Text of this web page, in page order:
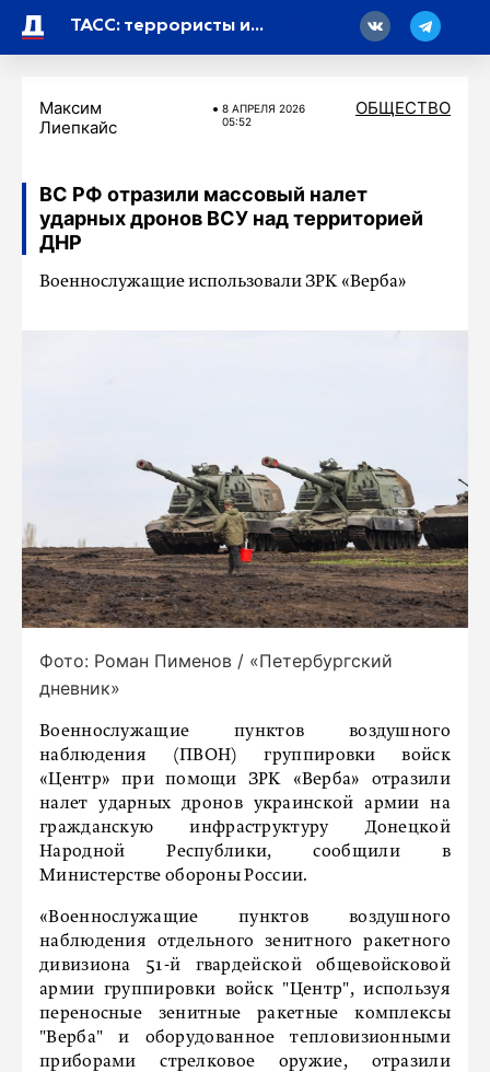
ТАСС: террористы из «Крокуса» планировали атаковать башню «Москвы-Сити»
Максим
Лиепкайс
8 АПРЕЛЯ 2026
05:52
ОБЩЕСТВО
ВС РФ отразили массовый налет
ударных дронов ВСУ над территорией
ДНР
Военнослужащие использовали ЗРК «Верба»
Фото: Роман Пименов / «Петербургский
дневник»
Военнослужащие пунктов воздушного
наблюдения (ПВОН) группировки войск
«Центр» при помощи ЗРК «Верба» отразили
налет ударных дронов украинской армии на
гражданскую инфраструктуру Донецкой
Народной Республики, сообщили в
Министерстве обороны России.
«Военнослужащие пунктов воздушного
наблюдения отдельного зенитного ракетного
дивизиона 51-й гвардейской общевойсковой
армии группировки войск "Центр", используя
переносные зенитные ракетные комплексы
"Верба" и оборудованное тепловизионными
приборами стрелковое оружие, отразили